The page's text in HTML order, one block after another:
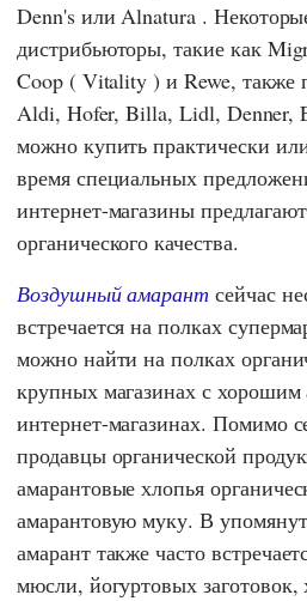
Denn'sилиAlnatura .
дистрибьюторы, такие как
Coop( Vitality ) и Rewe, также
Aldi, Hofer,Billa, Lidl, Denner,
можно купить практически
время специальных
интернет-магазины
органического качества.
Воздушный амарант сейчас
встречается на полках
можно найти на полках
крупных магазинах с
интернет-магазинах. Помимо
продавцы органической
амарантовые хлопья
амарантовую муку. В
амарант также часто
мюсли, йогуртовых